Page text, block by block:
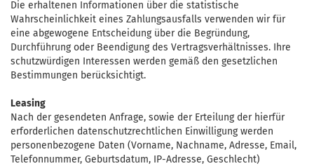
Die erhaltenen Informationen über die statistische
Wahrscheinlichkeit eines Zahlungsausfalls verwenden wir für
eine abgewogene Entscheidung über die Begründung,
Durchführung oder Beendigung des Vertragsverhältnisses. Ihre
schutzwürdigen Interessen werden gemäß den gesetzlichen
Bestimmungen berücksichtigt.
Leasing
Nach der gesendeten Anfrage, sowie der Erteilung der hierfür
erforderlichen datenschutzrechtlichen Einwilligung werden
personenbezogene Daten (Vorname, Nachname, Adresse, Email,
Telefonnummer, Geburtsdatum, IP-Adresse, Geschlecht)